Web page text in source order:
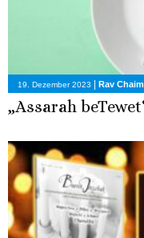
19. Dezember 2023 Rav
„Assarah